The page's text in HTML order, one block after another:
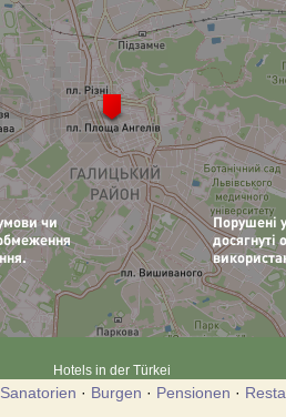
Hotels in der Türkei
Sanatorien · Burgen · Pensionen ·